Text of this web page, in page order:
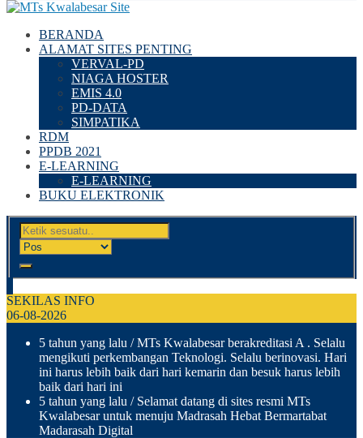
BERANDA
ALAMAT SITES PENTING
VERVAL-PD
NIAGA HOSTER
EMIS 4.0
PD-DATA
SIMPATIKA
RDM
PPDB 2021
E-LEARNING
E-LEARNING
BUKU ELEKTRONIK
SEKILAS INFO
06-08-2026
5 tahun yang lalu / MTs Kwalabesar berakreditasi A . Selalu
mengikuti perkembangan Teknologi. Selalu berinovasi. Hari
ini harus lebih baik dari hari kemarin dan besuk harus lebih
baik dari hari ini
5 tahun yang lalu / Selamat datang di sites resmi MTs
Kwalabesar untuk menuju Madrasah Hebat Bermartabat
Madarasah Digital